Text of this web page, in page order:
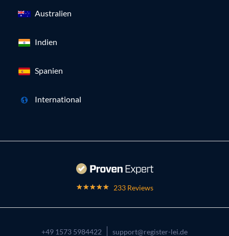
Australien
Indien
Spanien
International
233 Reviews
+49 1573 5984422 support@register-lei.de